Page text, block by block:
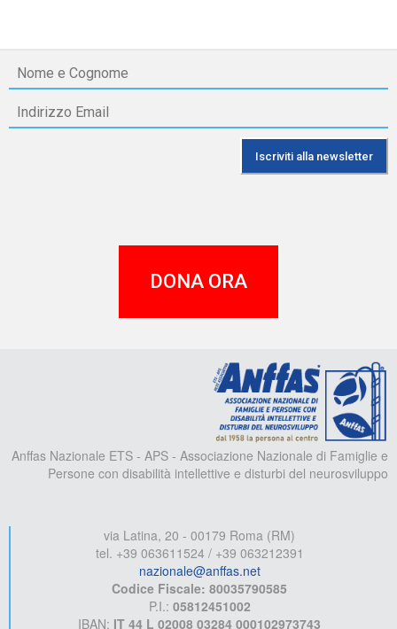
DONA ORA
Anffas Nazionale ETS - APS - Associazione Nazionale di Famiglie e
Persone con disabilità intellettive e disturbi del neurosviluppo
via Latina, 20 - 00179 Roma (RM)
tel. +39 063611524 / +39 063212391
nazionale@anffas.net
Codice Fiscale: 80035790585
P.I.: 05812451002
IBAN: IT 44 L 02008 03284 000102973743